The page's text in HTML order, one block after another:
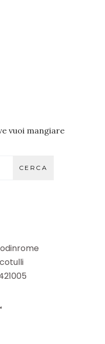
vuoi mangiare
CERCA